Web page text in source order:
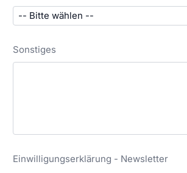
Sonstiges
Einwilligungserklärung - Newsletter